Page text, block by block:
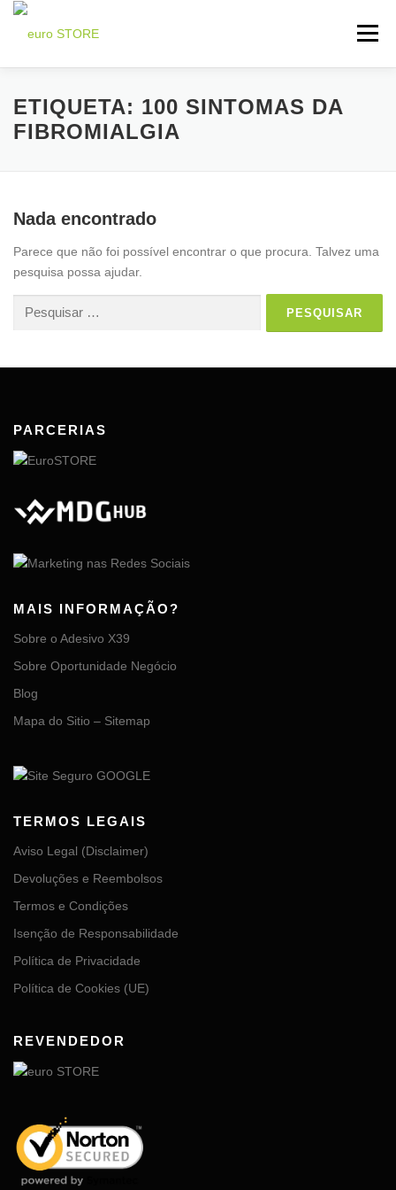
Saltar
Menu
INICIO LOJA LIFEWAVE ⬇ ADESIVO X39 ⬇
ETIQUETA: 100 SINTOMAS DA
FIBROMIALGIA
Nada encontrado
Parece que não foi possível encontrar o que procura. Talvez uma
pesquisa possa ajudar.
Pesquisar
PARCERIAS
MAIS INFORMAÇÃO?
Sobre o Adesivo X39
Sobre Oportunidade Negócio
Blog
Mapa do Sitio – Sitemap
TERMOS LEGAIS
Aviso Legal (Disclaimer)
Devoluções e Reembolsos
Termos e Condições
Isenção de Responsabilidade
Política de Privacidade
Política de Cookies (UE)
REVENDEDOR